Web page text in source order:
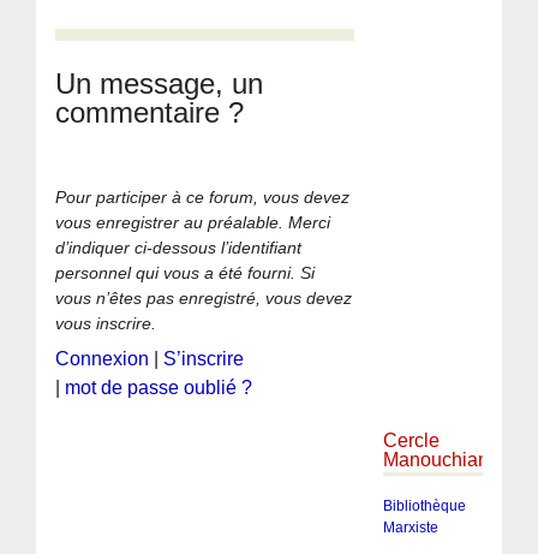
Un message, un
commentaire ?
Pour participer à ce forum, vous devez
vous enregistrer au préalable. Merci
d’indiquer ci-dessous l’identifiant
personnel qui vous a été fourni. Si
vous n’êtes pas enregistré, vous devez
vous inscrire.
Connexion
S’inscrire
mot de passe oublié ?
Cercle
Manouchian
Bibliothèque
Marxiste